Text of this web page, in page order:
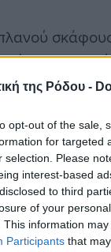
της Ρόδου -
opt-out of the sale,
for targeted
selection. Please
interest-based
to third
of your
This information
Participants that
του
είχε
χρήση πυρός,
τέθηκε το